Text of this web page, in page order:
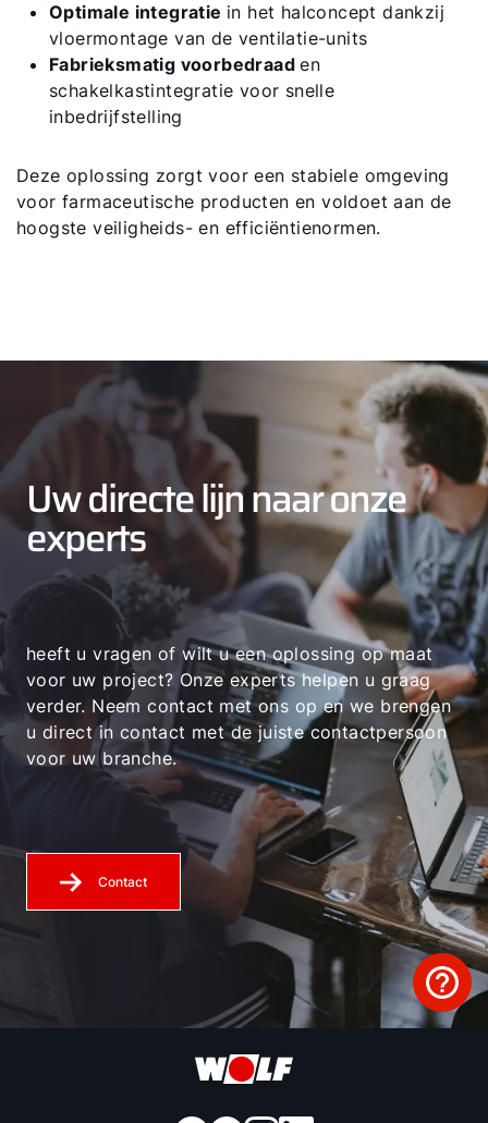
Optimale integratie in het halconcept dankzij
vloermontage van de ventilatie-units
Fabrieksmatig voorbedraaden
schakelkastintegratie voor snelle
inbedrijfstelling
Deze oplossing zorgt voor een stabiele omgeving
voor farmaceutische producten en voldoet aan de
hoogste veiligheids- en efficiëntienormen.
Uw directe lijn naar onze
experts
heeft u vragen of wilt u een oplossing op maat
voor uw project? Onze experts helpen u graag
verder. Neem contact met ons op en we brengen
u direct in contact met de juiste contactpersoon
voor uw branche.
Contact